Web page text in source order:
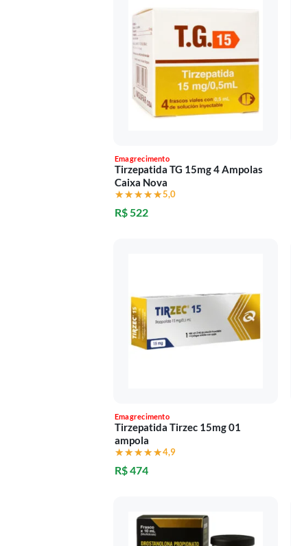
Emagrecimento
Tirzepatida TG 15mg 4 Ampolas
Caixa Nova
★★★★★
★★★★★5,0
R$ 522
Emagrecimento
Tirzepatida Tirzec 15mg 01
ampola
★★★★★
★★★★★4,9
R$ 474